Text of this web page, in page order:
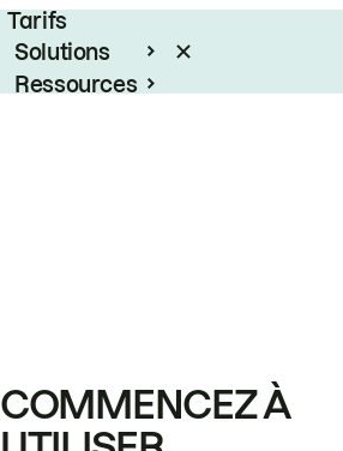
Tarifs
Solutions
Ressources
COMMENCEZ À